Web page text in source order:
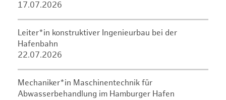
17.07.2026
Leiter*in konstruktiver Ingenieurbau bei der
Hafenbahn
22.07.2026
Mechaniker*in Maschinentechnik für
Abwasserbehandlung im Hamburger Hafen